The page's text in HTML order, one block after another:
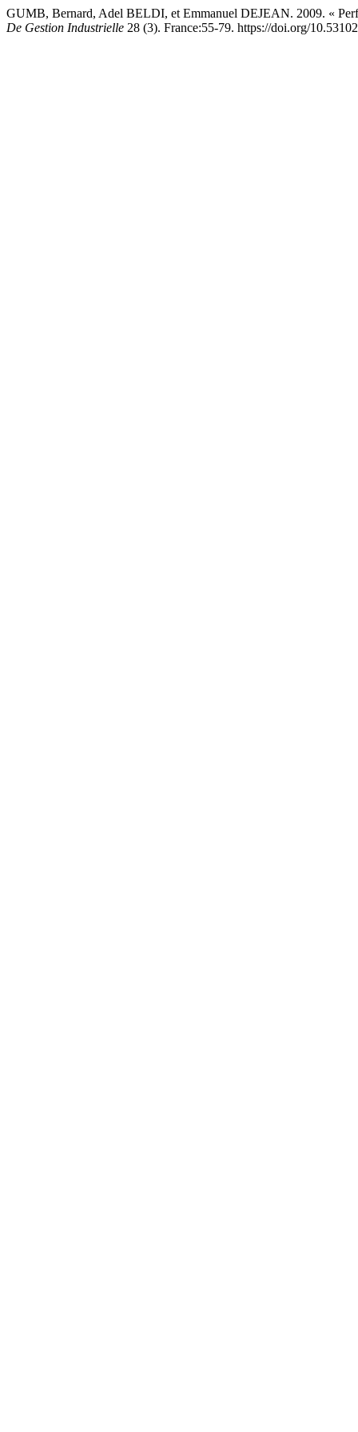
GUMB, Bernard, Adel BELDI, et Emmanuel DEJEAN. 2009. «
De Gestion Industrielle 28 (3). France:55-79. https://doi.org/